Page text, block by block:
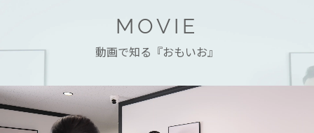
MOVIE
動画で知る『おもいお』